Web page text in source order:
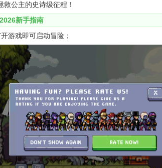
公主的史诗级征程！
新手指南
游戏即可启动冒险；